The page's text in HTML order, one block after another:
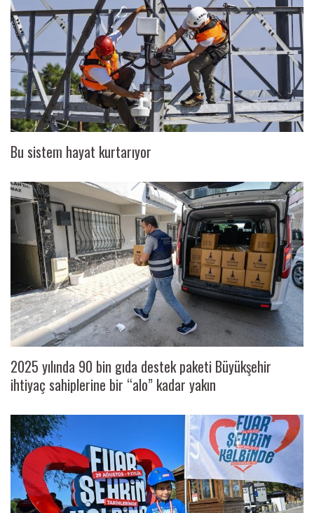
Bu sistem hayat kurtarıyor
2025 yılında 90 bin gıda destek paketi Büyükşehir
ihtiyaç sahiplerine bir “alo” kadar yakın